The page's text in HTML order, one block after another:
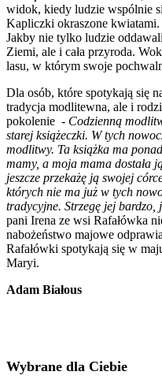
widok, kiedy ludzie wspólnie
Kapliczki okraszone kwiatami.
Jakby nie tylko ludzie
Ziemi, ale i cała przyroda.
lasu, w którym swoje
Dla osób, które spotykają się
tradycja modlitewna, ale i
pokolenie - Codzienną
starej książeczki. W tych
modlitwy. Ta książka ma
mamy, a moja mama dostała
jeszcze przekażę ją swojej
których nie ma już w tych
tradycyjne. Strzegę jej bardzo,
pani Irena ze wsi Rafałówka
nabożeństwo majowe
Rafałówki spotykają się w
Maryi.
Adam Białous
Wybrane dla Ciebie